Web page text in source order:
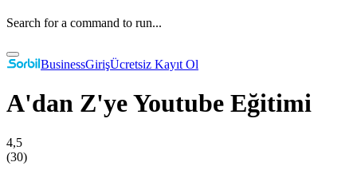
Search for a command to run...
BusinessGirişÜcretsiz Kayıt Ol
A'dan Z'ye Youtube Eğitimi
4,5
(30)